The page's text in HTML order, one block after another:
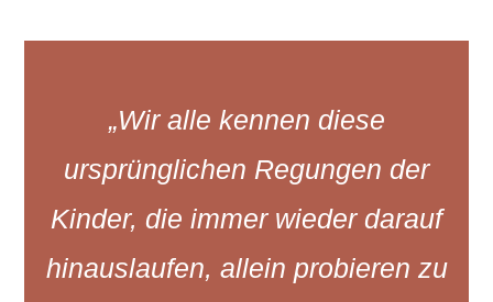
„Wir alle kennen diese
ursprünglichen Regungen der
Kinder, die immer wieder darauf
hinauslaufen, allein probieren zu